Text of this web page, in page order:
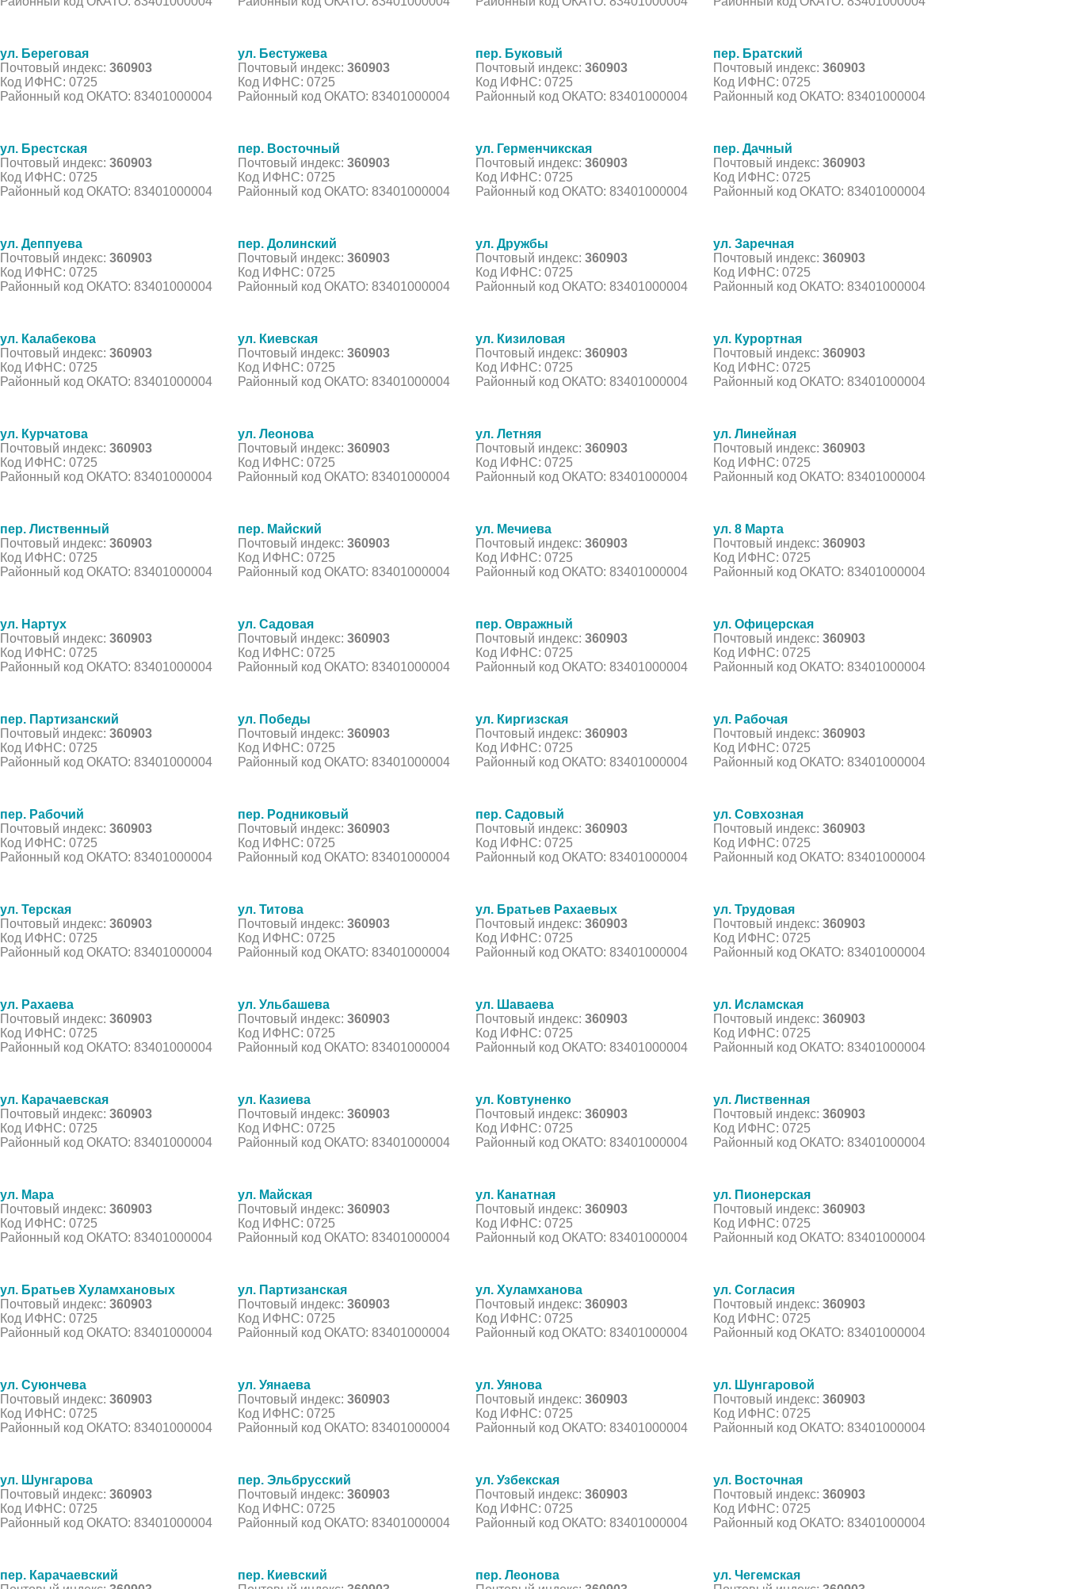
ул. Береговая
Почтовый индекс: 360903
Код ИФНС: 0725
Районный код ОКАТО: 83401000004
ул. Бестужева
Почтовый индекс: 360903
Код ИФНС: 0725
Районный код ОКАТО: 83401000004
пер. Буковый
Почтовый индекс: 360903
Код ИФНС: 0725
Районный код ОКАТО: 83401000004
пер. Братский
Почтовый индекс: 360903
Код ИФНС: 0725
Районный код ОКАТО: 83401000004
ул. Брестская
Почтовый индекс: 360903
Код ИФНС: 0725
Районный код ОКАТО: 83401000004
пер. Восточный
Почтовый индекс: 360903
Код ИФНС: 0725
Районный код ОКАТО: 83401000004
ул. Герменчикская
Почтовый индекс: 360903
Код ИФНС: 0725
Районный код ОКАТО: 83401000004
пер. Дачный
Почтовый индекс: 360903
Код ИФНС: 0725
Районный код ОКАТО: 83401000004
ул. Деппуева
Почтовый индекс: 360903
Код ИФНС: 0725
Районный код ОКАТО: 83401000004
пер. Долинский
Почтовый индекс: 360903
Код ИФНС: 0725
Районный код ОКАТО: 83401000004
ул. Дружбы
Почтовый индекс: 360903
Код ИФНС: 0725
Районный код ОКАТО: 83401000004
ул. Заречная
Почтовый индекс: 360903
Код ИФНС: 0725
Районный код ОКАТО: 83401000004
ул. Калабекова
Почтовый индекс: 360903
Код ИФНС: 0725
Районный код ОКАТО: 83401000004
ул. Киевская
Почтовый индекс: 360903
Код ИФНС: 0725
Районный код ОКАТО: 83401000004
ул. Кизиловая
Почтовый индекс: 360903
Код ИФНС: 0725
Районный код ОКАТО: 83401000004
ул. Курортная
Почтовый индекс: 360903
Код ИФНС: 0725
Районный код ОКАТО: 83401000004
ул. Курчатова
Почтовый индекс: 360903
Код ИФНС: 0725
Районный код ОКАТО: 83401000004
ул. Леонова
Почтовый индекс: 360903
Код ИФНС: 0725
Районный код ОКАТО: 83401000004
ул. Летняя
Почтовый индекс: 360903
Код ИФНС: 0725
Районный код ОКАТО: 83401000004
ул. Линейная
Почтовый индекс: 360903
Код ИФНС: 0725
Районный код ОКАТО: 83401000004
пер. Лиственный
Почтовый индекс: 360903
Код ИФНС: 0725
Районный код ОКАТО: 83401000004
пер. Майский
Почтовый индекс: 360903
Код ИФНС: 0725
Районный код ОКАТО: 83401000004
ул. Мечиева
Почтовый индекс: 360903
Код ИФНС: 0725
Районный код ОКАТО: 83401000004
ул. 8 Марта
Почтовый индекс: 360903
Код ИФНС: 0725
Районный код ОКАТО: 83401000004
ул. Нартух
Почтовый индекс: 360903
Код ИФНС: 0725
Районный код ОКАТО: 83401000004
ул. Садовая
Почтовый индекс: 360903
Код ИФНС: 0725
Районный код ОКАТО: 83401000004
пер. Овражный
Почтовый индекс: 360903
Код ИФНС: 0725
Районный код ОКАТО: 83401000004
ул. Офицерская
Почтовый индекс: 360903
Код ИФНС: 0725
Районный код ОКАТО: 83401000004
пер. Партизанский
Почтовый индекс: 360903
Код ИФНС: 0725
Районный код ОКАТО: 83401000004
ул. Победы
Почтовый индекс: 360903
Код ИФНС: 0725
Районный код ОКАТО: 83401000004
ул. Киргизская
Почтовый индекс: 360903
Код ИФНС: 0725
Районный код ОКАТО: 83401000004
ул. Рабочая
Почтовый индекс: 360903
Код ИФНС: 0725
Районный код ОКАТО: 83401000004
пер. Рабочий
Почтовый индекс: 360903
Код ИФНС: 0725
Районный код ОКАТО: 83401000004
пер. Родниковый
Почтовый индекс: 360903
Код ИФНС: 0725
Районный код ОКАТО: 83401000004
пер. Садовый
Почтовый индекс: 360903
Код ИФНС: 0725
Районный код ОКАТО: 83401000004
ул. Совхозная
Почтовый индекс: 360903
Код ИФНС: 0725
Районный код ОКАТО: 83401000004
ул. Терская
Почтовый индекс: 360903
Код ИФНС: 0725
Районный код ОКАТО: 83401000004
ул. Титова
Почтовый индекс: 360903
Код ИФНС: 0725
Районный код ОКАТО: 83401000004
ул. Братьев Рахаевых
Почтовый индекс: 360903
Код ИФНС: 0725
Районный код ОКАТО: 83401000004
ул. Трудовая
Почтовый индекс: 360903
Код ИФНС: 0725
Районный код ОКАТО: 83401000004
ул. Рахаева
Почтовый индекс: 360903
Код ИФНС: 0725
Районный код ОКАТО: 83401000004
ул. Ульбашева
Почтовый индекс: 360903
Код ИФНС: 0725
Районный код ОКАТО: 83401000004
ул. Шаваева
Почтовый индекс: 360903
Код ИФНС: 0725
Районный код ОКАТО: 83401000004
ул. Исламская
Почтовый индекс: 360903
Код ИФНС: 0725
Районный код ОКАТО: 83401000004
ул. Карачаевская
Почтовый индекс: 360903
Код ИФНС: 0725
Районный код ОКАТО: 83401000004
ул. Казиева
Почтовый индекс: 360903
Код ИФНС: 0725
Районный код ОКАТО: 83401000004
ул. Ковтуненко
Почтовый индекс: 360903
Код ИФНС: 0725
Районный код ОКАТО: 83401000004
ул. Лиственная
Почтовый индекс: 360903
Код ИФНС: 0725
Районный код ОКАТО: 83401000004
ул. Мара
Почтовый индекс: 360903
Код ИФНС: 0725
Районный код ОКАТО: 83401000004
ул. Майская
Почтовый индекс: 360903
Код ИФНС: 0725
Районный код ОКАТО: 83401000004
ул. Канатная
Почтовый индекс: 360903
Код ИФНС: 0725
Районный код ОКАТО: 83401000004
ул. Пионерская
Почтовый индекс: 360903
Код ИФНС: 0725
Районный код ОКАТО: 83401000004
ул. Братьев Хуламхановых
Почтовый индекс: 360903
Код ИФНС: 0725
Районный код ОКАТО: 83401000004
ул. Партизанская
Почтовый индекс: 360903
Код ИФНС: 0725
Районный код ОКАТО: 83401000004
ул. Хуламханова
Почтовый индекс: 360903
Код ИФНС: 0725
Районный код ОКАТО: 83401000004
ул. Согласия
Почтовый индекс: 360903
Код ИФНС: 0725
Районный код ОКАТО: 83401000004
ул. Суюнчева
Почтовый индекс: 360903
Код ИФНС: 0725
Районный код ОКАТО: 83401000004
ул. Уянаева
Почтовый индекс: 360903
Код ИФНС: 0725
Районный код ОКАТО: 83401000004
ул. Уянова
Почтовый индекс: 360903
Код ИФНС: 0725
Районный код ОКАТО: 83401000004
ул. Шунгаровой
Почтовый индекс: 360903
Код ИФНС: 0725
Районный код ОКАТО: 83401000004
ул. Шунгарова
Почтовый индекс: 360903
Код ИФНС: 0725
Районный код ОКАТО: 83401000004
пер. Эльбрусский
Почтовый индекс: 360903
Код ИФНС: 0725
Районный код ОКАТО: 83401000004
ул. Узбекская
Почтовый индекс: 360903
Код ИФНС: 0725
Районный код ОКАТО: 83401000004
ул. Восточная
Почтовый индекс: 360903
Код ИФНС: 0725
Районный код ОКАТО: 83401000004
пер. Карачаевский
пер. Киевский
пер. Леонова
ул. Чегемская